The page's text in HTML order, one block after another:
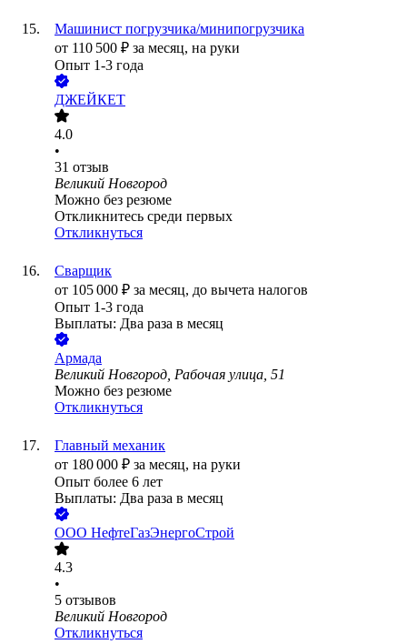
Машинист погрузчика/минипогрузчика
от 110 500 ₽ за месяц, на руки
Опыт 1-3 года
ДЖЕЙКЕТ
4.0
•
31 отзыв
Великий Новгород
Можно без резюме
Откликнитесь среди первых
Откликнуться
Сварщик
от 105 000 ₽ за месяц, до вычета налогов
Опыт 1-3 года
Выплаты: Два раза в месяц
Армада
Великий Новгород, Рабочая улица, 51
Можно без резюме
Откликнуться
Главный механик
от 180 000 ₽ за месяц, на руки
Опыт более 6 лет
Выплаты: Два раза в месяц
ООО НефтеГазЭнергоСтрой
4.3
•
5 отзывов
Великий Новгород
Откликнуться